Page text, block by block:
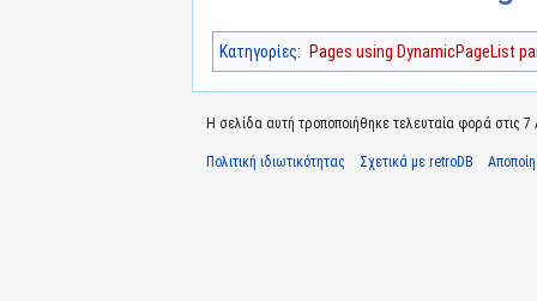
Κατηγορίες: Pages using DynamicPageList
Η σελίδα αυτή τροποποιήθηκε τελευταία φορά στις 7
Πολιτική ιδιωτικότητας Σχετικά με retroDB